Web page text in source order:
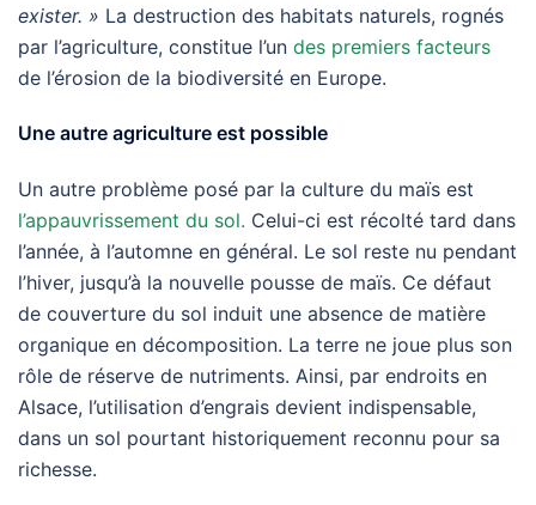
exister. » La destruction des habitats naturels, rognés
par l’agriculture, constitue l’un des premiers facteurs
de l’érosion de la biodiversité en Europe.
Une autre agriculture est possible
Un autre problème posé par la culture du maïs est
l’appauvrissement du sol. Celui-ci est récolté tard dans
l’année, à l’automne en général. Le sol reste nu pendant
l’hiver, jusqu’à la nouvelle pousse de maïs. Ce défaut
de couverture du sol induit une absence de matière
organique en décomposition. La terre ne joue plus son
rôle de réserve de nutriments. Ainsi, par endroits en
Alsace, l’utilisation d’engrais devient indispensable,
dans un sol pourtant historiquement reconnu pour sa
richesse.